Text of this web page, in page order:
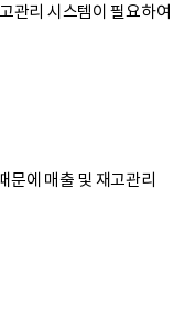
관리 시스템이 필요하여
문에 매출 및 재고관리